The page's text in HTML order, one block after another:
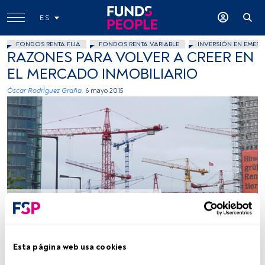
Esta página web usa cookies
ES
FONDOS RENTA FIJA FONDOS RENTA VARIABLE INVERSIÓN EN
RAZONES PARA VOLVER A CREER EN
EL MERCADO INMOBILIARIO
Óscar Rodríguez Graña. 6 mayo 2015
Tiempo lectura: 8 min.